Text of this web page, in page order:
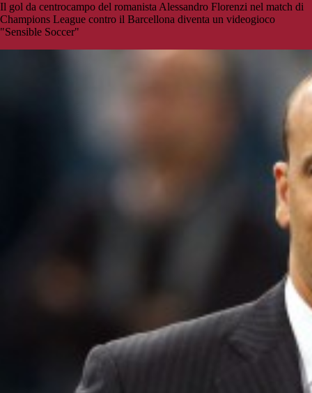
Il gol da centrocampo del romanista Alessandro Florenzi nel match di
Champions League contro il Barcellona diventa un videogioco
"Sensible Soccer"